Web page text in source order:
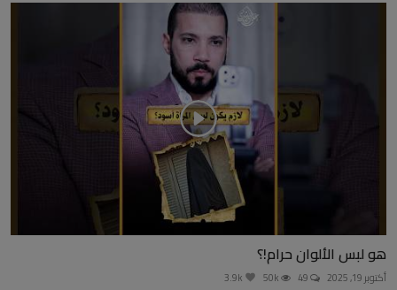
هو لبس الألوان حرام!؟
أكتوبر 19, 2025